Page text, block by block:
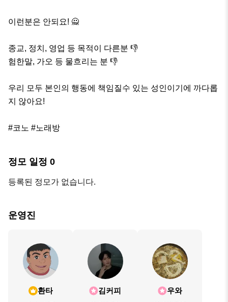
이런분은 안되요! 🙅
종교, 정치, 영업 등 목적이 다른분 👎
험한말, 가오 등 물흐리는 분 👎
우리 모두 본인의 행동에 책임질수 있는 성인이기에 까다롭
지 않아요!
#코노 #노래방
정모 일정 0
등록된 정모가 없습니다.
운영진
환타 김커피 우와